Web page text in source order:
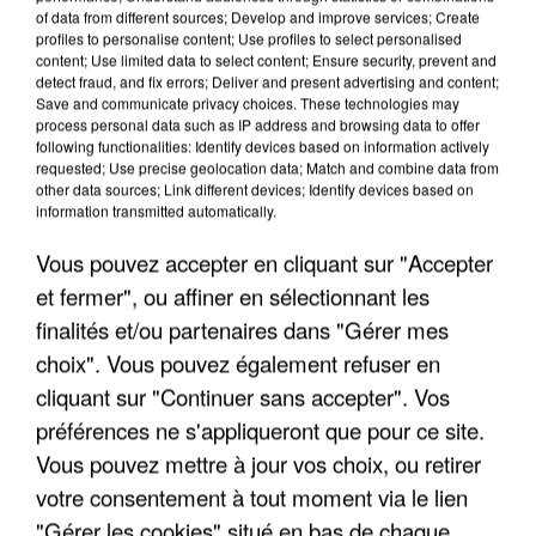
UNE TOURISTE DE L’OISE EMPORTÉE PAR UNE
COULÉE DE BOUE EN HAUTE-SAVOIE
of data from different sources; Develop and improve services; Create
profiles to personalise content; Use profiles to select personalised
content; Use limited data to select content; Ensure security, prevent and
detect fraud, and fix errors; Deliver and present advertising and content;
Save and communicate privacy choices. These technologies may
process personal data such as IP address and browsing data to offer
following functionalities: Identify devices based on information actively
requested; Use precise geolocation data; Match and combine data from
other data sources; Link different devices; Identify devices based on
information transmitted automatically.
Vous pouvez accepter en cliquant sur "Accepter
et fermer", ou affiner en sélectionnant les
finalités et/ou partenaires dans "Gérer mes
choix". Vous pouvez également refuser en
cliquant sur "Continuer sans accepter". Vos
préférences ne s'appliqueront que pour ce site.
Vous pouvez mettre à jour vos choix, ou retirer
votre consentement à tout moment via le lien
"Gérer les cookies" situé en bas de chaque